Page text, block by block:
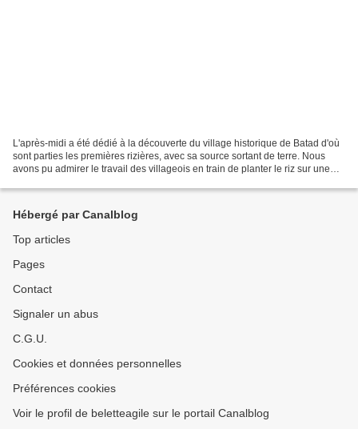
L'après-midi a été dédié à la découverte du village historique de Batad d'où
sont parties les premières rizières, avec sa source sortant de terre. Nous
avons pu admirer le travail des villageois en train de planter le riz sur une
Hébergé par Canalblog
Top articles
Pages
Contact
Signaler un abus
C.G.U.
Cookies et données personnelles
Préférences cookies
Voir le profil de beletteagile sur le portail Canalblog